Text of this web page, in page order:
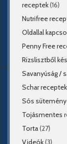
receptek(16)
Nutrifree
Oldallal
Penny Free
Rizslisztből
Savanyúság /
Schar receptek
Sós
Tojásmentes
Torta(27)